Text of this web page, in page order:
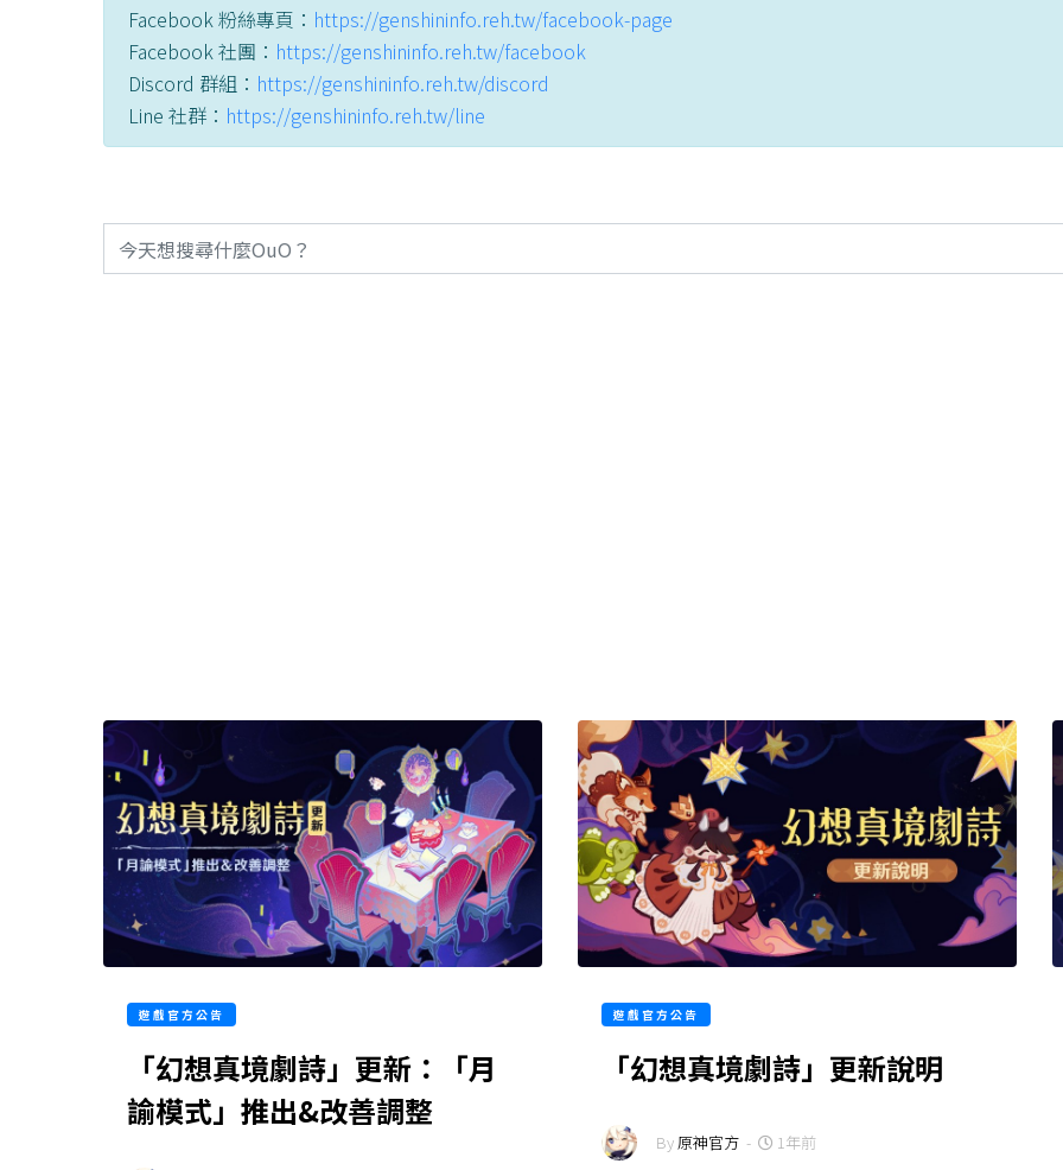
Facebook 粉絲專頁： https://genshininfo.reh.tw/facebook-page
Facebook 社團： https://genshininfo.reh.tw/facebook
Discord 群組： https://genshininfo.reh.tw/discord
Line 社群： https://genshininfo.reh.tw/line
遊戲官方公告
「幻想真境劇詩」更新：「月
諭模式」推出&改善調整
遊戲官方公告
「幻想真境劇詩」更新說明
By原神官方 - 1年前